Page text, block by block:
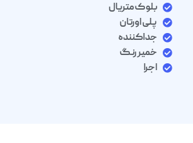
بلوک متریال
پلی اورتان
جداکننده
خمیر رنگ
اجرا